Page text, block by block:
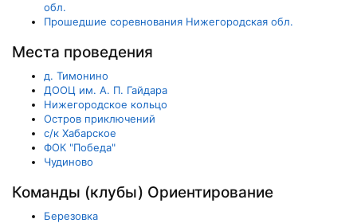
обл.
Прошедшие соревнования Нижегородская обл.
Места проведения
д. Тимонино
ДООЦ им. А. П. Гайдара
Нижегородское кольцо
Остров приключений
с/к Хабарское
ФОК "Победа"
Чудиново
Команды (клубы) Ориентирование
Березовка